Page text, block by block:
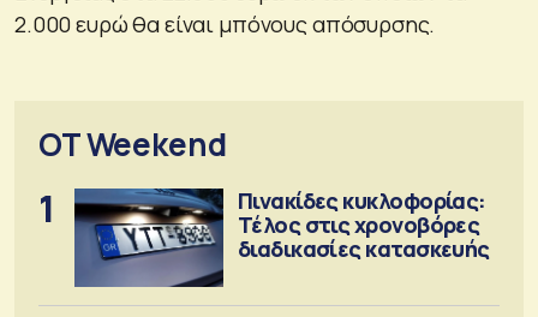
2.000 ευρώ θα είναι μπόνους απόσυρσης.
OT Weekend
1
Πινακίδες κυκλοφορίας:
Τέλος στις χρονοβόρες
διαδικασίες κατασκευής